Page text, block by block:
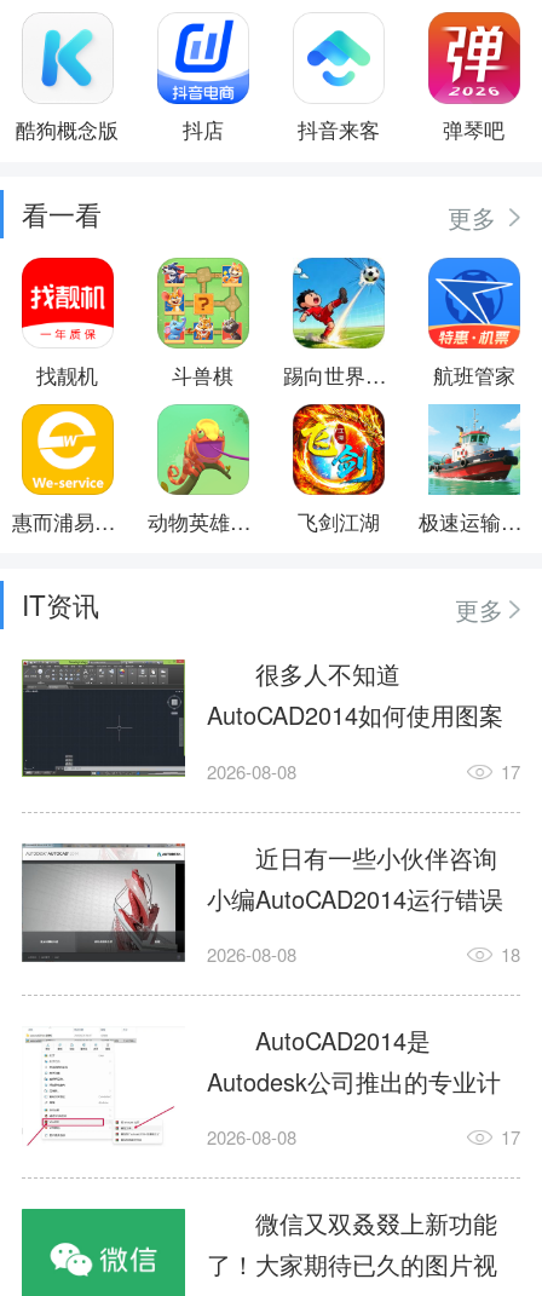
酷狗概念版 抖店 抖音来客 弹琴吧
看一看 更多
找靓机 斗兽棋 踢向世界尽头 航班管家
惠而浦易服务 动物英雄总动员 飞剑江湖 极速运输英雄
IT资讯
更多
很多人不知道
AutoCAD2014如何使用图案
填充?今日为你们带来的文章
用图案填充的内容，还有不
清楚小伙伴和小编一起去学
习一下吧。1.打开
AutoCAD2014这款软件，进
入AutoCAD2014的操作界
面，如图所示：2.在该界面内
找到矩形选项，如图所示：3.
点击矩...
2026-08-08 17
近日有一些小伙伴咨询
小编AutoCAD2014运行错误
怎么办?下面就为大家带来了
办的解决方法，有需要的小
伙伴可以来了解了解哦。1.打
开控制面板，选择
AutodeskAutoCAD2014。2.
等AutodeskAutoCAD2014的
安装程序加载完毕。3.选择添
加/...
2026-08-08 18
AutoCAD2014是
Autodesk公司推出的专业计
算机辅助设计（CAD）软
子、建筑、服装等多个工程
与设计领域。作为行业标准
工具之一，它提供了强大的
2026-08-08 17
微信又双叒叕上新功能
了！大家期待已久的图片视